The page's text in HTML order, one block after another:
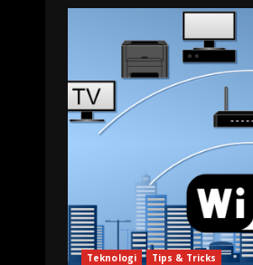
Teknologi Tips & Tricks